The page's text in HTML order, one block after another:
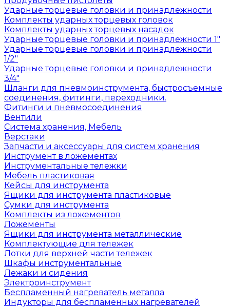
Ударные торцевые головки и принадлежности
Комплекты ударных торцевых головок
Комплекты ударных торцевых насадок
Ударные торцевые головки и принадлежности 1"
Ударные торцевые головки и принадлежности
1/2"
Ударные торцевые головки и принадлежности
3/4"
Шланги для пневмоинструмента, быстросъемные
соединения, фитинги, переходники.
Фитинги и пневмосоединения
Вентили
Система хранения, Мебель
Верстаки
Запчасти и аксессуары для систем хранения
Инструмент в ложементах
Инструментальные тележки
Мебель пластиковая
Кейсы для инструмента
Ящики для инструмента пластиковые
Сумки для инструмента
Комплекты из ложементов
Ложементы
Ящики для инструмента металлические
Комплектующие для тележек
Лотки для верхней части тележек
Шкафы инструментальные
Лежаки и сидения
Электроинструмент
Беспламенный нагреватель металла
Индукторы для беспламенных нагревателей